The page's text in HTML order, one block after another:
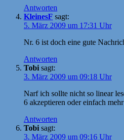
Antworten
KleinesF sagt:
5. März 2009 um 17:31 Uhr
Nr. 6 ist doch eine gute
Antworten
Tobi sagt:
3. März 2009 um 09:18 Uhr
Narf ich sollte nicht so linear
6 akzeptieren oder einfach
Antworten
Tobi sagt:
3. März 2009 um 09:16 Uhr